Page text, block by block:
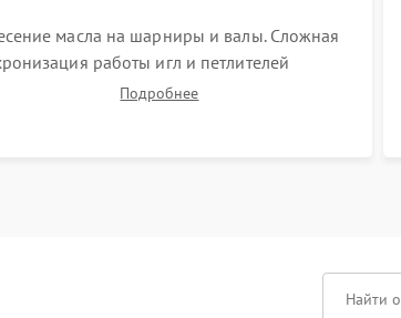
масла на шарниры и валы. Сложная
работы игл и петлителей
зазоров до сотых долей
Подробнее